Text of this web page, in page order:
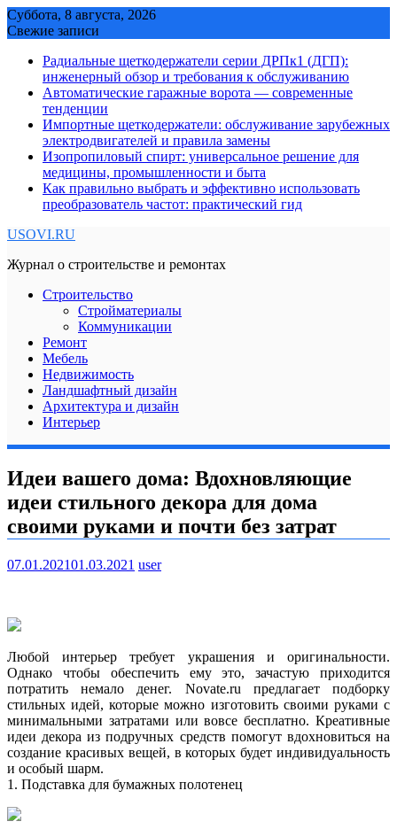
Skip
to
Суббота, 8 августа, 2026
Свежие записи
Радиальные щеткодержатели серии ДРПк1 (ДГП):
инженерный обзор и требования к обслуживанию
Автоматические гаражные ворота — современные
тенденции
Импортные щеткодержатели: обслуживание зарубежных
электродвигателей и правила замены
Изопропиловый спирт: универсальное решение для
медицины, промышленности и быта
Как правильно выбрать и эффективно использовать
преобразователь частот: практический гид
USOVI.RU
Журнал о строительстве и ремонтах
Строительство
Стройматериалы
Коммуникации
Ремонт
Мебель
Недвижимость
Ландшафтный дизайн
Архитектура и дизайн
Интерьер
Идеи вашего дома: Вдохновляющие
идеи стильного декора для дома
своими руками и почти без затрат
07.01.202101.03.2021 user
Любой интерьер требует украшения и оригинальности.
Однако чтобы обеспечить ему это, зачастую приходится
потратить немало денег. Novate.ru предлагает подборку
стильных идей, которые можно изготовить своими руками с
минимальными затратами или вовсе бесплатно. Креативные
идеи декора из подручных средств помогут вдохновиться на
создание красивых вещей, в которых будет индивидуальность
и особый шарм.
1. Подставка для бумажных полотенец